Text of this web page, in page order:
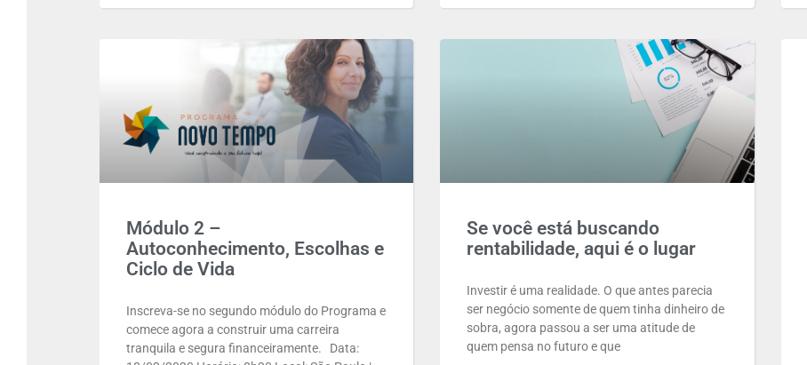
Módulo 2 –
Autoconhecimento, Escolhas e
Ciclo de Vida
Inscreva-se no segundo módulo do Programa e
comece agora a construir uma carreira
tranquila e segura financeiramente. Data:
Se você está buscando
rentabilidade, aqui é o lugar
Investir é uma realidade. O que antes parecia
ser negócio somente de quem tinha dinheiro de
sobra, agora passou a ser uma atitude de
quem pensa no futuro e que